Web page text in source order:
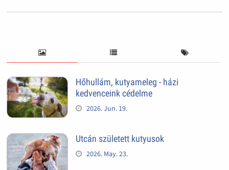
Hőhullám, kutyameleg - házi
kedvenceink cédelme
2026. Jun. 19.
Utcán született kutyusok
2026. May. 23.